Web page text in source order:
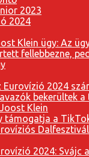
2023
2024
Klein ügy: Az
fellebbezne,
Eurovízió 2024
bekerültek a
támogatja a
2024: Svájc